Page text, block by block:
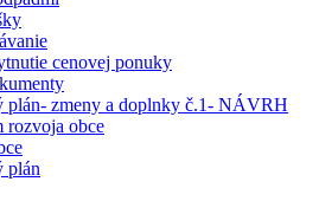
cenovej ponuky
plán- zmeny a doplnky č.1- NÁVRH
rozvoja obce
plán